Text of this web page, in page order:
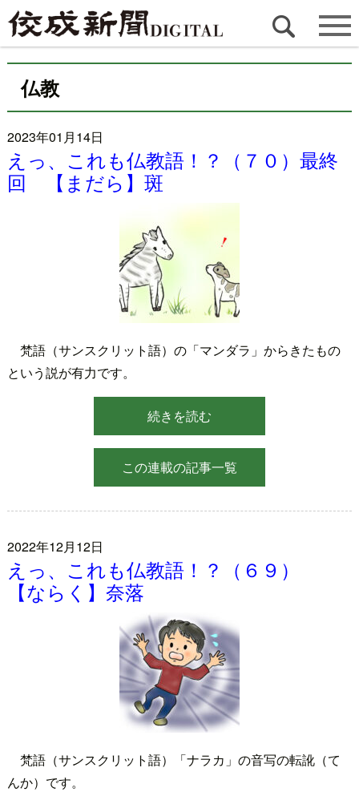
仏教
2023年01月14日
えっ、これも仏教語！？（７０）最終
回 【まだら】斑
梵語（サンスクリット語）の「マンダラ」からきたもの
という説が有力です。
続きを読む
この連載の記事一覧
2022年12月12日
えっ、これも仏教語！？（６９）
【ならく】奈落
梵語（サンスクリット語）「ナラカ」の音写の転訛（て
んか）です。